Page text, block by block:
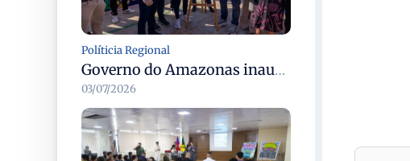
Políticia Regional
Governo do Amazonas inaugura primeiro Castramóvel Fluvial para atendimento veterinário às comunidades ribeirinhas e castração gratuita
03/07/2026